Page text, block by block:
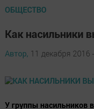
ОБЩЕСТВО
Как насильники
Автор, 11 декабря 2016
У группы насильников